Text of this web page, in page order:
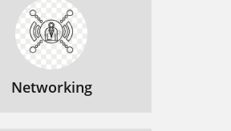
Networking